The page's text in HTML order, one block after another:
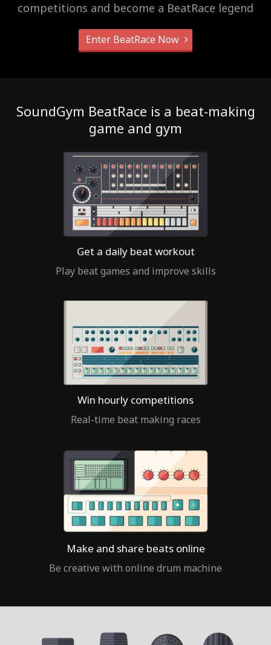
competitions and become a BeatRace legend
Enter BeatRace Now
SoundGym BeatRace is a beat-making
game and gym
Get a daily beat workout
Play beat games and improve skills
Win hourly competitions
Real-time beat making races
Make and share beats online
Be creative with online drum machine